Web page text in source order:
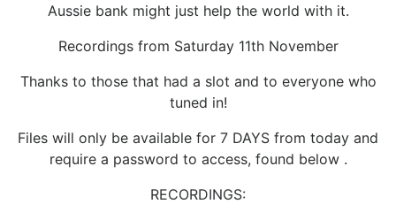
Aussie bank might just help the world with it.
Recordings from Saturday 11th November
Thanks to those that had a slot and to everyone who
tuned in!
Files will only be available for 7 DAYS from today and
require a password to access, found below .
RECORDINGS: